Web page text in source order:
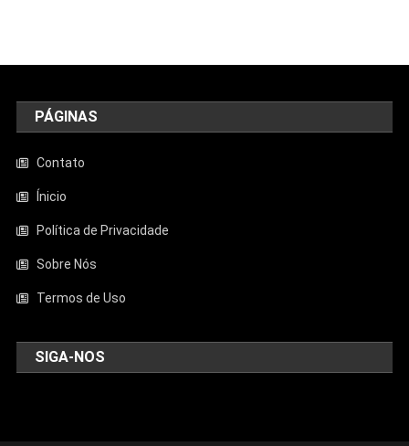
PÁGINAS
Contato
Ínicio
Política de Privacidade
Sobre Nós
Termos de Uso
SIGA-NOS